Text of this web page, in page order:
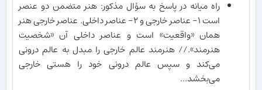
راه میانه در پاسخ به سؤال مذکور: هنر متضمن دو عنصر
است ١- عناصر خارجی و ٢- عناصر داخلی. عناصر خارجی هنر
همان «واقعیت» است و عناصر داخلی آن «شخصیت
هنرمند».// هنرمند عالم خارجی را مبدل به عالم درونی
می‌کند و سپس عالم درونی خود را هستی خارجی
می‌بخشد...